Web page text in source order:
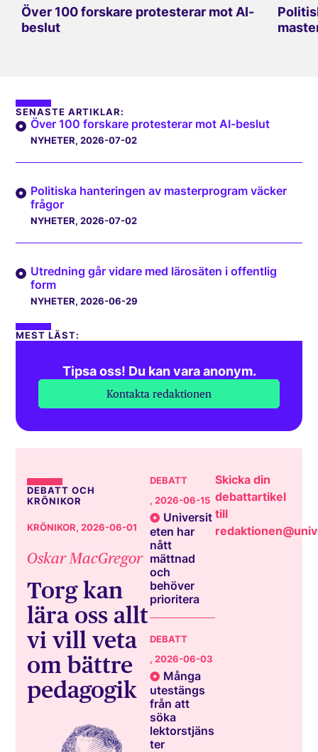
Över 100 forskare protesterar mot AI-
beslut
SENASTE ARTIKLAR:
Över 100 forskare protesterar mot AI-beslut
NYHETER, 2026-07-02
Politiska hanteringen av masterprogram väcker
frågor
NYHETER, 2026-07-02
Utredning går vidare med lärosäten i offentlig
form
NYHETER, 2026-06-29
MEST LÄST:
Tipsa oss! Du kan vara anonym.
Kontakta redaktionen
DEBATT OCH
KRÖNIKOR
KRÖNIKOR, 2026-06-01
Oskar MacGregor
Torg kan
lära oss allt
vi vill veta
om bättre
pedagogik
DEBATT
, 2026-06-15
Universit
eten har
nått
mättnad
och
behöver
prioritera
DEBATT
, 2026-06-03
Många
utestängs
från att
söka
lektorstjäns
ter
Skicka din
debattartikel
till